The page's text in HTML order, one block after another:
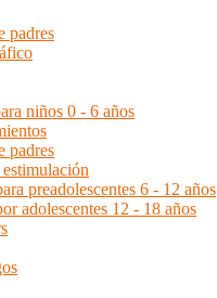
padres
niños 0 - 6 años
padres
estimulación
preadolescentes 6 - 12 años
adolescentes 12 - 18 años